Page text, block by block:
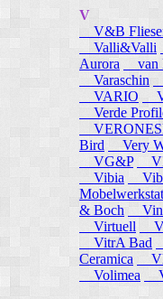
V
V&B
Valli&Valli
Aurora
van
Varaschin
VARIO
Verde
Bird
Very
VG&P
Vibia
& Boch
Virtuell
VitrA Bad
Ceramica
Volimea